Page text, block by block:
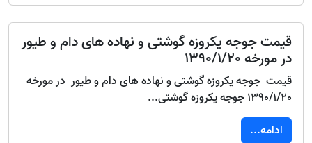
قیمت جوجه یکروزه گوشتی و نهاده های دام و طیور
در مورخه 1390/1/20
قیمت جوجه یکروزه گوشتی و نهاده های دام و طیور در مورخه
1390/1/20 جوجه یکروزه گوشتی...
ادامه...